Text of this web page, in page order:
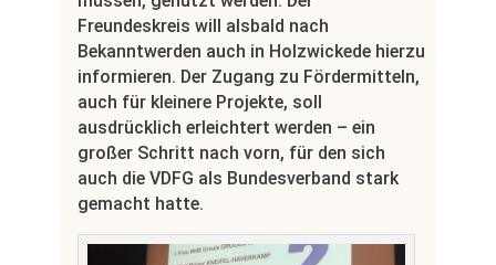
Freundeskreis will alsbald nach
Bekanntwerden auch in Holzwickede hierzu
informieren. Der Zugang zu Fördermitteln,
auch für kleinere Projekte, soll
ausdrücklich erleichtert werden – ein
großer Schritt nach vorn, für den sich
auch die VDFG als Bundesverband stark
gemacht hatte.